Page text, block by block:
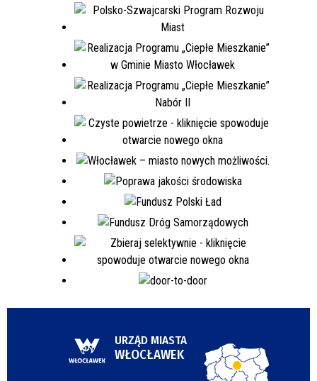
URZĄD MIASTA
WŁOCŁAWEK